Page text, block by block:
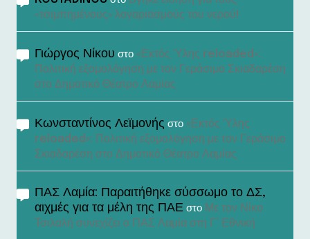
«τσιμπημένους» λογαριασμούς του νερού!
Γιώργος Νίκου στο «Εκτός Ύλης reloaded»:
Πολιτική εξομολόγηση με τον Γεράσιμο Σκιαδαρέση
στο Δημοτικό Θέατρο Λαμίας
Κωνσταντίνος Λεϊμονής στο «Εκτός Ύλης
reloaded»: Πολιτική εξομολόγηση με τον Γεράσιμο
Σκιαδαρέση στο Δημοτικό Θέατρο Λαμίας
ΠΑΣ Λαμία: Παραιτήθηκε σύσσωμο το ΔΣ,
αιχμές για τα μέλη της ΠΑΕ στο Με τον Νίκο
Τσιλαλή συνεχίζει ο ΠΑΣ Λαμία στη Γ’ Εθνική